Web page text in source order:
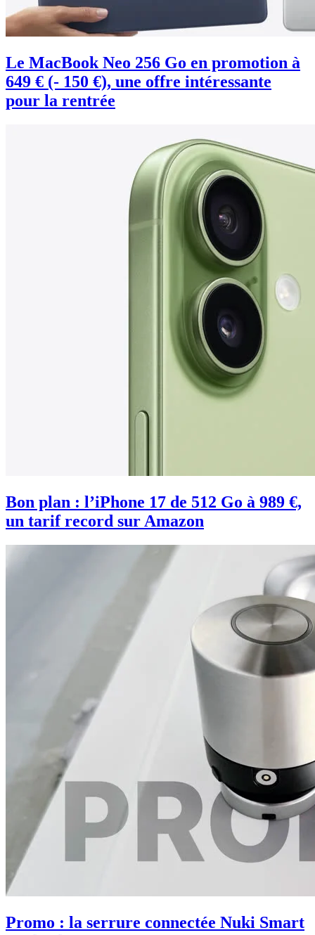
Le MacBook Neo 256 Go en promotion à
649 € (- 150 €), une offre intéressante
pour la rentrée
Bon plan : l’iPhone 17 de 512 Go à 989 €,
un tarif record sur Amazon
Promo : la serrure connectée Nuki Smart